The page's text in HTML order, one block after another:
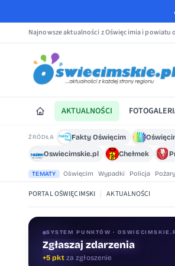
Najnowsze aktualności z Oświęcimia i powiatu
AKTUALNOŚCI
ŹRÓDŁA Fakty Oświęcim
Oswiecimskie.pl
Chełmek
TEMATY Oświęcim Wypadki Policja Pożary
PORTAL OŚWIĘCIMSKI | AKTUALNOŚCI
SYSTEM PUNKTÓW ·
Zgłaszaj zdarzenia
+5 pkt za zgłoszenie
Oceniaj treści
+1 pktza ocenę